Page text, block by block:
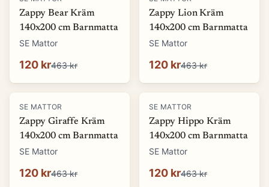
Zappy Bear Kräm
140x200 cm Barnmatta
SE Mattor
120 kr463 kr
Zappy Lion Kräm
140x200 cm Barnmatta
SE Mattor
120 kr463 kr
-74 %
SE MATTOR
Zappy Giraffe Kräm
140x200 cm Barnmatta
SE Mattor
120 kr463 kr
-74 %
SE MATTOR
Zappy Hippo Kräm
140x200 cm Barnmatta
SE Mattor
120 kr463 kr